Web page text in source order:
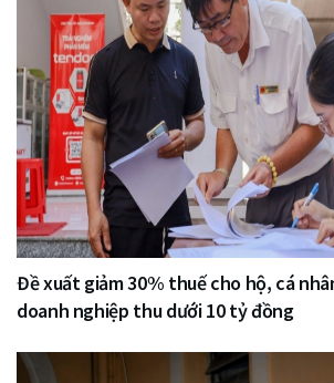
Đề xuất giảm 30% thuế cho hộ, cá
doanh nghiệp thu dưới 10 tỷ đồng